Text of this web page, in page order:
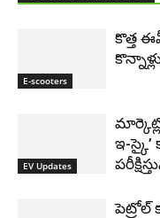
E-scooters
కొత్త
EV Updates
ఇ-
పెట్రోల్